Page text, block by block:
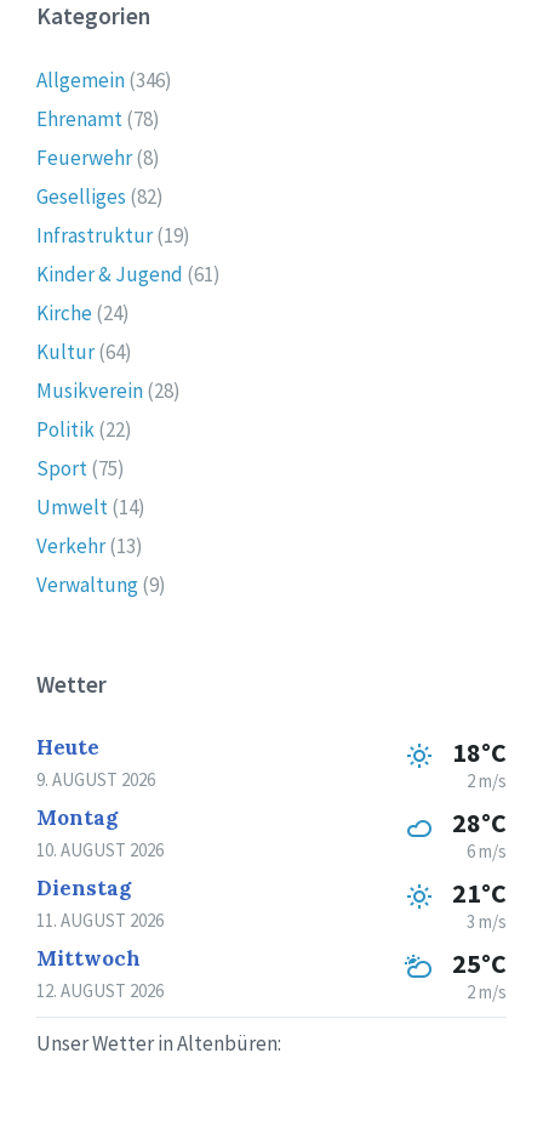
Kategorien
Allgemein(346)
Ehrenamt(78)
Feuerwehr(8)
Geselliges (82)
Infrastruktur(19)
Kinder & Jugend (61)
Kirche(24)
Kultur(64)
Musikverein(28)
Politik(22)
Sport(75)
Umwelt(14)
Verkehr(13)
Verwaltung(9)
Wetter
Heute
9. AUGUST 2026
18°C
2 m/s
Montag
10. AUGUST 2026
28°C
6 m/s
Dienstag
11. AUGUST 2026
21°C
3 m/s
Mittwoch
12. AUGUST 2026
25°C
2 m/s
Unser Wetter in Altenbüren: